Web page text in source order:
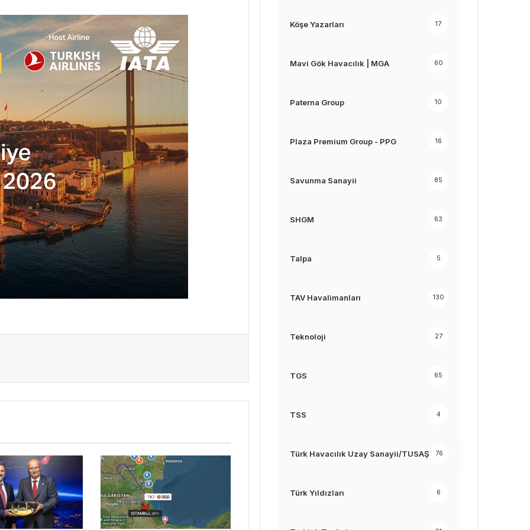
Köşe Yazarları 17
Mavi Gök Havacılık | MGA 60
Paterna Group 10
Plaza Premium Group - PPG 16
Savunma Sanayii 85
SHGM 63
Talpa 5
TAV Havalimanları 130
Teknoloji 27
TGS 65
TSS 4
Türk Havacılık Uzay Sanayii/TUSAŞ 76
Türk Yıldızları 6